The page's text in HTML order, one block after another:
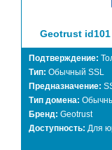
Geotrust id101
Подтверждение:
Тип: Обычный SSL
Предназначение:
Тип домена:
Бренд: Geotrust
Доступность: Для